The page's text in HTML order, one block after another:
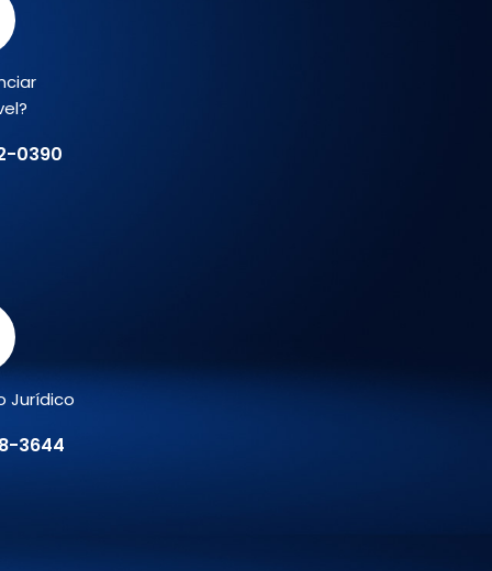
0390
Jurídico
3644